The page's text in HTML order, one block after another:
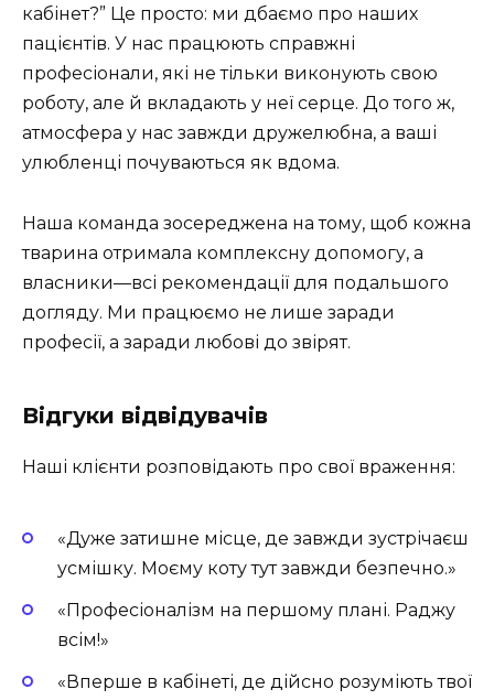
кабінет?” Це просто: ми дбаємо про наших
пацієнтів. У нас працюють справжні
професіонали, які не тільки виконують свою
роботу, але й вкладають у неї серце. До того ж,
атмосфера у нас завжди дружелюбна, а ваші
улюбленці почуваються як вдома.
Наша команда зосереджена на тому, щоб кожна
тварина отримала комплексну допомогу, а
власники—всі рекомендації для подальшого
догляду. Ми працюємо не лише заради
професії, а заради любові до звірят.
Відгуки відвідувачів
Наші клієнти розповідають про свої враження:
«Дуже затишне місце, де завжди зустрічаєш
усмішку. Моєму коту тут завжди безпечно.»
«Професіоналізм на першому плані. Раджу
всім!»
«Вперше в кабінеті, де дійсно розуміють твої